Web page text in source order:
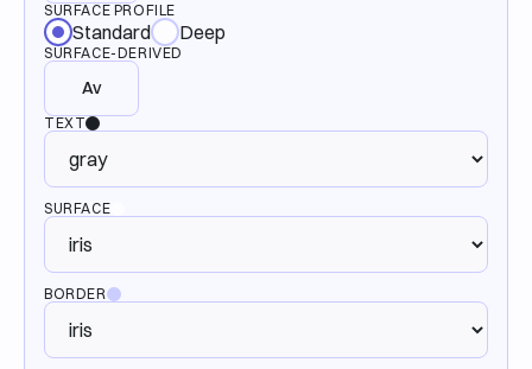
SURFACE PROFILE
Standard Deep
SURFACE-DERIVED
Av
TEXT
SURFACE
BORDER